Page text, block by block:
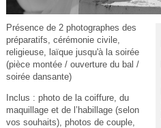
Présence de 2 photographes des
préparatifs, cérémonie civile,
religieuse, laïque jusqu'à la soirée
(pièce montée / ouverture du bal /
soirée dansante)
Inclus : photo de la coiffure, du
maquillage et de l’habillage (selon
vos souhaits), photos de couple,